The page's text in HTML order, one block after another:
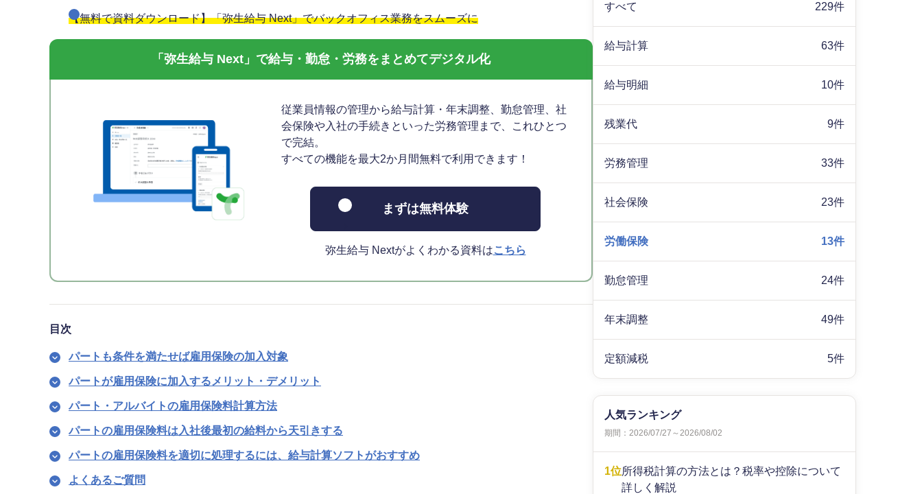
【無料で資料ダウンロード】「弥生給与 Next」でバックオフィス業務をスムーズに
「弥生給与 Next」で給与・勤怠・労務をまとめてデジタル化
従業員情報の管理から給与計算・年末調整、勤怠管理、社
会保険や入社の手続きといった労務管理まで、これひとつ
で完結。
すべての機能を最大2か月間無料で利用できます！
まずは無料体験
弥生給与 Nextがよくわかる資料はこちら
目次
パートも条件を満たせば雇用保険の加入対象
パートが雇用保険に加入するメリット・デメリット
パート・アルバイトの雇用保険料計算方法
パートの雇用保険料は入社後最初の給料から天引きする
パートの雇用保険料を適切に処理するには、給与計算ソフトがおすすめ
よくあるご質問
すべて 229件
給与計算 63件
給与明細 10件
残業代 9件
労務管理 33件
社会保険 23件
労働保険 13件
勤怠管理 24件
年末調整 49件
定額減税 5件
人気ランキング
期間：2026/07/27～2026/08/02
1位所得税計算の方法とは？税率や控除について
詳しく解説